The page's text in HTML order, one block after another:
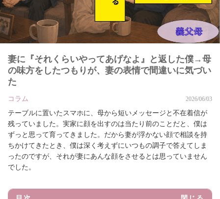
妻に『それくらいやってあげなよ』と返した僕→母
の味方をしたつもりが、妻の表情で間違いに気づい
た
コラム 2026/06/03
テーブルに置いたスマホに、母から短いメッセージと不在着信が
残っていました。実家に顔を出すのは当たり前のことだと、僕は
ずっと思って育ってきました。だから妻が浮かない顔で相談を持
ちかけてきたとき、僕は深く考えずにいつもの調子で答えてしま
ったのですが、それが妻にあんな顔をさせるとは思っていません
でした。